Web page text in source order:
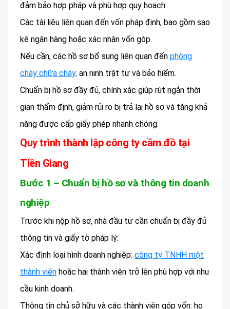
đảm bảo hợp pháp và phù hợp quy hoạch.
Các tài liệu liên quan đến vốn pháp định, bao gồm sao
kê ngân hàng hoặc xác nhận vốn góp.
Nếu cần, các hồ sơ bổ sung liên quan đến phòng
cháy chữa cháy, an ninh trật tự và bảo hiểm.
Chuẩn bị hồ sơ đầy đủ, chính xác giúp rút ngắn thời
gian thẩm định, giảm rủi ro bị trả lại hồ sơ và tăng khả
năng được cấp giấy phép nhanh chóng.
Quy trình thành lập công ty cầm đồ tại
Tiền Giang
Bước 1 – Chuẩn bị hồ sơ và thông tin doanh
nghiệp
Trước khi nộp hồ sơ, nhà đầu tư cần chuẩn bị đầy đủ
thông tin và giấy tờ pháp lý:
Xác định loại hình doanh nghiệp: công ty TNHH một
thành viên hoặc hai thành viên trở lên phù hợp với nhu
cầu kinh doanh.
Thông tin chủ sở hữu và các thành viên góp vốn: họ